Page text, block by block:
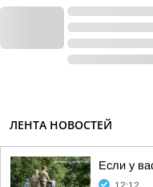
ЛЕНТА НОВОСТЕЙ
Если у